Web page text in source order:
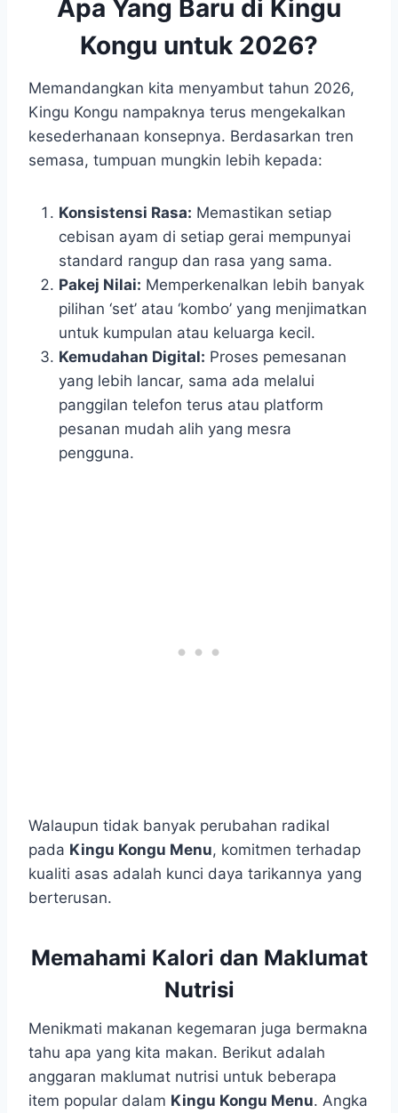
Apa Yang Baru di Kingu
Kongu untuk 2026?
Memandangkan kita menyambut tahun 2026,
Kingu Kongu nampaknya terus mengekalkan
kesederhanaan konsepnya. Berdasarkan tren
semasa, tumpuan mungkin lebih kepada:
Konsistensi Rasa: Memastikan setiap
cebisan ayam di setiap gerai mempunyai
standard rangup dan rasa yang sama.
Pakej Nilai: Memperkenalkan lebih banyak
pilihan ‘set’ atau ‘kombo’ yang menjimatkan
untuk kumpulan atau keluarga kecil.
Kemudahan Digital: Proses pemesanan
yang lebih lancar, sama ada melalui
panggilan telefon terus atau platform
pesanan mudah alih yang mesra
pengguna.
Walaupun tidak banyak perubahan radikal
pada Kingu Kongu Menu, komitmen terhadap
kualiti asas adalah kunci daya tarikannya yang
berterusan.
Memahami Kalori dan Maklumat
Nutrisi
Menikmati makanan kegemaran juga bermakna
tahu apa yang kita makan. Berikut adalah
anggaran maklumat nutrisi untuk beberapa
item popular dalam Kingu Kongu Menu. Angka